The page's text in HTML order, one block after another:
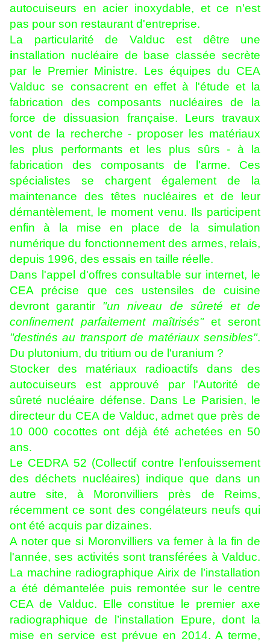
autocuiseurs en acier inoxydable, et ce n'est
pas pour son restaurant d'entreprise.
La particularité de Valduc est dêtre une
installation nucléaire de base classée secrète
par le Premier Ministre. Les équipes du CEA
Valduc se consacrent en effet à l'étude et la
fabrication des composants nucléaires de la
force de dissuasion française. Leurs travaux
vont de la recherche - proposer les matériaux
les plus performants et les plus sûrs - à la
fabrication des composants de l'arme. Ces
spécialistes se chargent également de la
maintenance des têtes nucléaires et de leur
démantèlement, le moment venu. Ils participent
enfin à la mise en place de la simulation
numérique du fonctionnement des armes, relais,
depuis 1996, des essais en taille réelle.
Dans l'appel d'offres consultable sur internet, le
CEA précise que ces ustensiles de cuisine
devront garantir "un niveau de sûreté et de
confinement parfaitement maîtrisés"et seront
"destinés au transport de matériaux sensibles".
Du plutonium, du tritium ou de l'uranium ?
Stocker des matériaux radioactifs dans des
autocuiseurs est approuvé par l'Autorité de
sûreté nucléaire défense. Dans Le Parisien, le
directeur du CEA de Valduc, admet que près de
10 000 cocottes ont déjà été achetées en 50
ans.
Le CEDRA 52 (Collectif contre l’enfouissement
des déchets nucléaires) indique que dans un
autre site, à Moronvilliers près de Reims,
récemment ce sont des congélateurs neufs qui
ont été acquis par dizaines.
A noter que si Moronvilliers va femer à la fin de
l'année, ses activités sont transférées à Valduc.
La machine radiographique Airix de l’installation
a été démantelée puis remontée sur le centre
CEA de Valduc. Elle constitue le premier axe
radiographique de l’installation Epure, dont la
mise en service est prévue en 2014. A terme,